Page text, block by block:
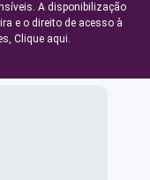
A disponibilização
e o direito de acesso à
Clique aqui.